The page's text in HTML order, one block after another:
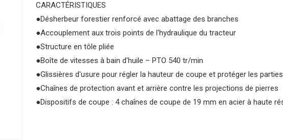
CARACTÉRISTIQUES
●Désherbeur forestier renforcé avec abattage des branches
●Accouplement aux trois points de l'hydraulique du tracteur
●Structure en tôle pliée
●Boîte de vitesses à bain d'huile – PTO 540 tr/min
●Glissières d'usure pour régler la hauteur de coupe et protéger les
●Chaînes de protection avant et arrière contre les projections de pierres
●Dispositifs de coupe : 4 chaînes de coupe de 19 mm en acier à haute